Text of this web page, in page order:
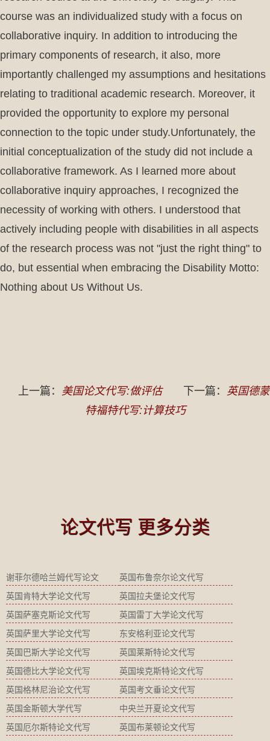
course was an individualized study with a focus on
collaborative inquiry. In addition to introducing the
primary components of research, it also, more
importantly challenged my assumptions and hesitations
relating to traditional academic research. Moreover, it
provided the opportunity to explore my personal
connection to the topic under study.Unfortunately, the
initial conceptualization of the study did not include a
collaborative framework. As I learned more about
collaborative inquiry approaches, I recognized the
necessity of working with others. I understood that
actively including people with disabilities in all aspects
of the research process was not "just the right thing" to
do, but essential when embracing the Disability Motto:
Nothing about Us Without Us.
上一篇： 美国论文代写:做评估 下一篇： 英国德蒙
特福特代写:计算技巧
论文代写 更多分类
谢菲尔德哈兰姆代写论文 英国布鲁奈尔论文代写
英国肯特大学论文代写 英国拉夫堡论文代写
英国萨塞克斯论文代写 英国雷丁大学论文代写
英国萨里大学论文代写 东安格利亚论文代写
英国巴斯大学论文代写 英国莱斯特论文代写
英国德比大学论文代写 英国埃克斯特论文代写
英国格林尼治论文代写 英国考文垂论文代写
英国金斯顿大学代写 中央兰开夏论文代写
英国厄尔斯特论文代写 英国布莱顿论文代写